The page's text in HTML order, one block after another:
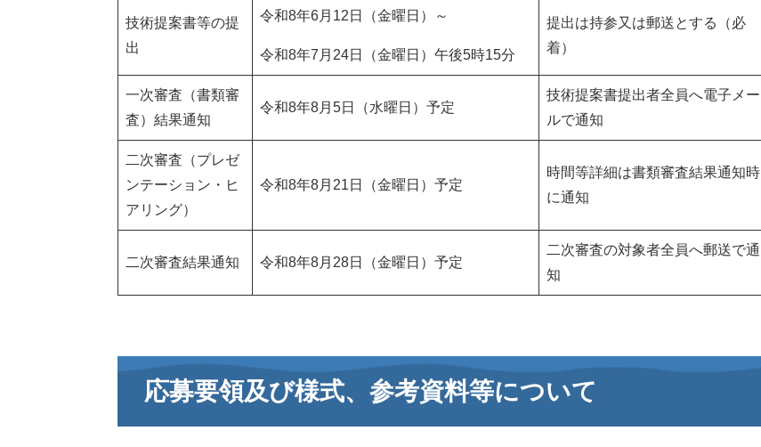
技術提案書等の提
出
令和8年6月12日（金曜日）～
令和8年7月24日（金曜日）午後5時15分
提出は持参又は郵送とする（必
着）
一次審査（書類審
査）結果通知
令和8年8月5日（水曜日）予定
技術提案書提出者全員へ電子メー
ルで通知
二次審査（プレゼ
ンテーション・ヒ
アリング）
令和8年8月21日（金曜日）予定
時間等詳細は書類審査結果通知時
に通知
二次審査結果通知 令和8年8月28日（金曜日）予定
二次審査の対象者全員へ郵送で通
知
応募要領及び様式、参考資料等について